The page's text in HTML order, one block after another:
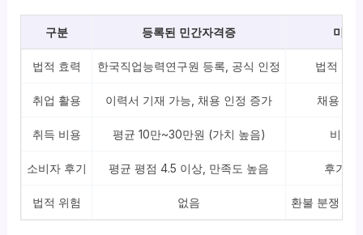
구분 등록된 민간자격증 미등
법적 효력 한국직업능력연구원 등록, 공식 인정 법적 효
취업 활용 이력서 기재 가능, 채용 인정 증가 채용 불
취득 비용 평균 10만~30만원 (가치 높음) 비용
소비자 후기 평균 평점 4.5 이상, 만족도 높음 후기
법적 위험 없음 환불 분쟁 및